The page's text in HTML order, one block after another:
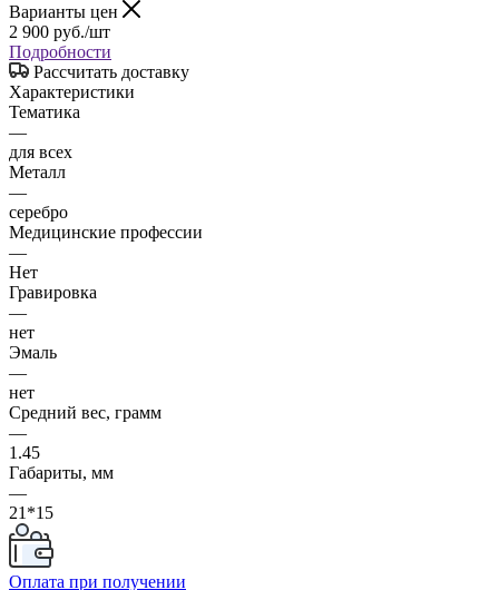
Варианты цен
2 900 руб./шт
Подробности
Рассчитать доставку
Характеристики
Тематика
—
для всех
Металл
—
серебро
Медицинские профессии
—
Нет
Гравировка
—
нет
Эмаль
—
нет
Средний вес, грамм
—
1.45
Габариты, мм
—
21*15
Оплата при получении